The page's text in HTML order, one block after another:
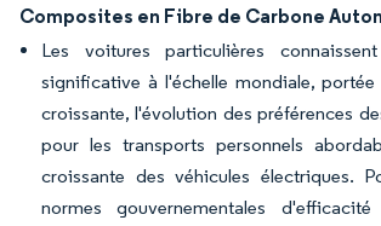
Composites en Fibre de Carbone
Les voitures particulières
significative à l'échelle mondiale,
croissante, l'évolution des préférences
pour les transports personnels
croissante des véhicules électriques.
normes gouvernementales